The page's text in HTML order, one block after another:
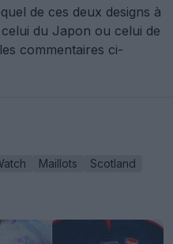
de ces deux designs à
du Japon ou celui de
commentaires ci-
Maillots
Scotland